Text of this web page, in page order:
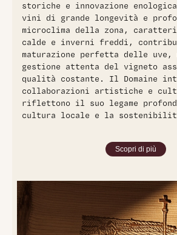
storiche e innovazione
vini di grande longevità e
microclima della zona,
calde e inverni freddi,
maturazione perfetta delle uve,
gestione attenta del vigneto
qualità costante. Il Domaine
collaborazioni artistiche e
riflettono il suo legame
cultura locale e la
Scopri di più